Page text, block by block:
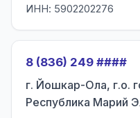
ИНН: 5902202276
8 (836) 249 ####
г. Йошкар-Ола, г.о.
Республика Марий